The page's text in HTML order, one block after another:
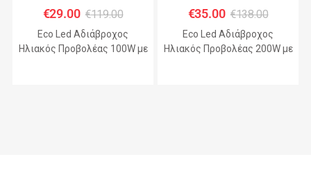
€29.00 €119.00
Eco Led Αδιάβροχος
Ηλιακός Προβολέας 100W με
€35.00 €138.00
Eco Led Αδιάβροχος
Ηλιακός Προβολέας 200W με